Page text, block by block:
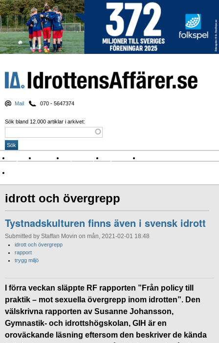
Mail 070 - 5647374
Sök bland 12.000 artiklar i arkivet:
Nyheter Krönikor Sport & spel Nyhetsbrev
idrott och övergrepp
Tystnadskulturen finns även i svensk idrott
Submitted by Staffan Movin on mån, 2021-02-01 18:48
idrott och övergrepp
rapport
trygg miljö
I förra veckan släppte RF rapporten ”Från policy till
praktik – mot sexuella övergrepp inom idrotten”. Den
välskrivna rapporten av Susanne Johansson,
Gymnastik- och idrottshögskolan, GIH är en
oroväckande läsning eftersom den beskriver de kända